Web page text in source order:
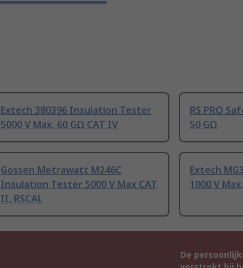
Extech 380396 Insulation Tester
5000 V Max, 60 GΩ CAT IV
RS PRO
50 GΩ
Gossen Metrawatt M246C
Insulation Tester 5000 V Max CAT
II, RSCAL
Extech
1000 V
De